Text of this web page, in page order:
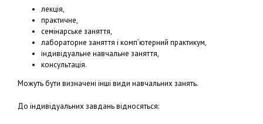
лекція,
практичне,
семінарське заняття,
лабораторне заняття і комп’ютерний практикум,
індивідуальне навчальне заняття,
консультація.
Можуть бути визначені інші види навчальних занять.
До індивідуальних завдань відносяться: